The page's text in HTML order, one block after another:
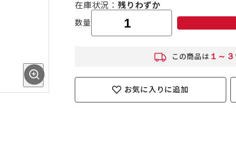
在庫状況 残りわずか
数量
この商品は １～３
お気に入りに追加